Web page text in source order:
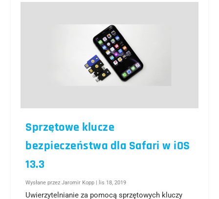
Sprzętowe klucze
bezpieczeństwa dla Safari w iOS
13.3
Wysłane przezJaromir Kopp lis 18, 2019
Uwierzytelnianie za pomocą sprzętowych kluczy